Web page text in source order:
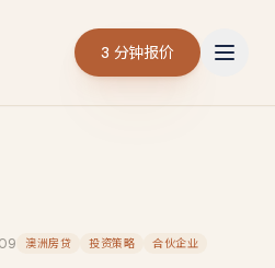
3 分钟报价
澳洲房贷 投资策略 合伙企业